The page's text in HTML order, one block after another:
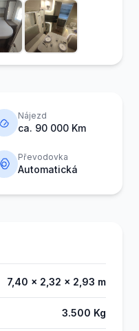
Nájezd
ca. 90 000 Km
Převodovka
Automatická
7,40 x 2,32 x 2,93 m
3.500 Kg